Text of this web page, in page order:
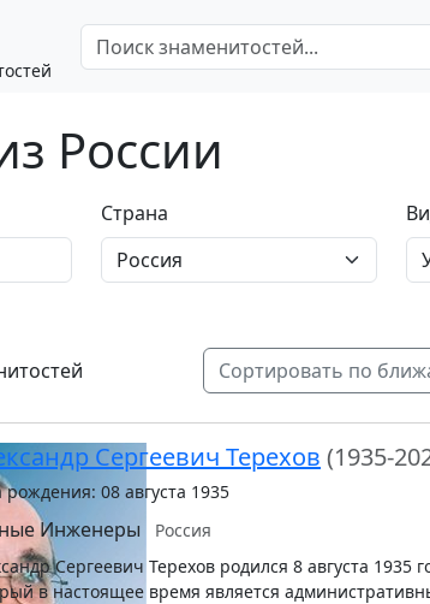
России
Страна
Сортировать по
Сергеевич Терехов (1935-
рождения: 08 августа 1935
Инженеры
Россия
Сергеевич Терехов родился 8 августа 1935
в настоящее время является